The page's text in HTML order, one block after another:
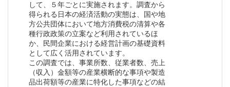
して、５年ごとに実施されます。調査から
得られる日本の経済活動の実態は、国や地
方公共団体において地方消費税の清算や各
種行政政策の立案など利用されているほ
か、民間企業における経営計画の基礎資料
として広く活用されています。
この調査では、事業所数、従業者数、売上
（収入）金額等の産業横断的な事項や製造
品出荷額等の産業に特化した事項などの結